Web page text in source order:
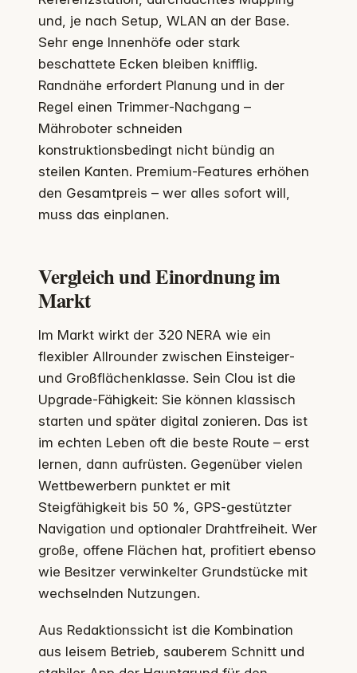
und, je nach Setup, WLAN an der Base.
Sehr enge Innenhöfe oder stark
beschattete Ecken bleiben knifflig.
Randnähe erfordert Planung und in der
Regel einen Trimmer‑Nachgang –
Mähroboter schneiden
konstruktionsbedingt nicht bündig an
steilen Kanten. Premium‑Features erhöhen
den Gesamtpreis – wer alles sofort will,
muss das einplanen.
Vergleich und Einordnung im
Markt
Im Markt wirkt der 320 NERA wie ein
flexibler Allrounder zwischen Einsteiger‑
und Großflächenklasse. Sein Clou ist die
Upgrade‑Fähigkeit: Sie können klassisch
starten und später digital zonieren. Das ist
im echten Leben oft die beste Route – erst
lernen, dann aufrüsten. Gegenüber vielen
Wettbewerbern punktet er mit
Steigfähigkeit bis 50 %, GPS‑gestützter
Navigation und optionaler Drahtfreiheit. Wer
große, offene Flächen hat, profitiert ebenso
wie Besitzer verwinkelter Grundstücke mit
wechselnden Nutzungen.
Aus Redaktionssicht ist die Kombination
aus leisem Betrieb, sauberem Schnitt und